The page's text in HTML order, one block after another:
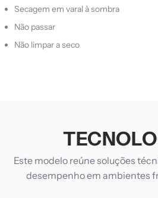
Secagem em varal à sombra
Não passar
Não limpar a seco
Este modelo reúne soluções
desempenho em ambientes